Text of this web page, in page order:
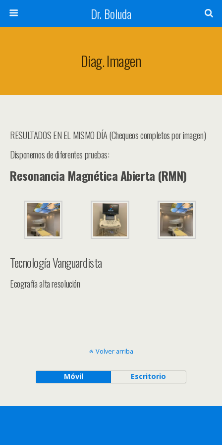
Dr. Boluda
Diag. Imagen
RESULTADOS EN EL MISMO DÍA (Chequeos completos por imagen)
Disponemos de diferentes pruebas:
Resonancia Magnética Abierta (RMN)
Tecnología Vanguardista
Ecografía alta resolución
Volver arriba
Móvil Escritorio